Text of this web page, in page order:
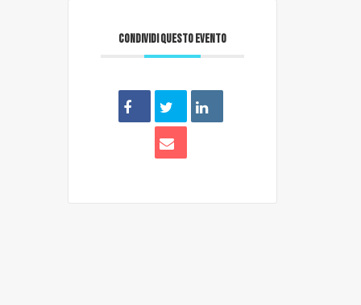
CONDIVIDI QUESTO EVENTO